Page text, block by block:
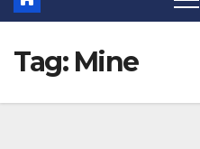
Tag: Mine